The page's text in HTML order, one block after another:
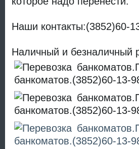
Наши контакты:(3852)60-
Наличный и безналичный